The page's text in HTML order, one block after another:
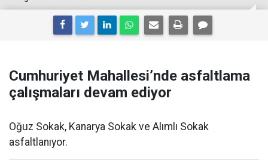
Cumhuriyet Mahallesi’nde asfaltlama
çalışmaları devam ediyor
Oğuz Sokak, Kanarya Sokak ve Alımlı Sokak
asfaltlanıyor.